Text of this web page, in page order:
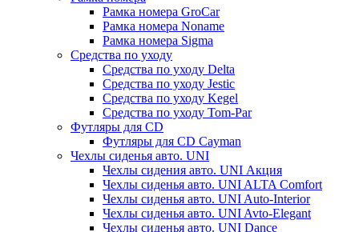
Рамка номера GroCar
Рамка номера Noname
Рамка номера Sigma
Средства по уходу
Средства по уходу Delta
Средства по уходу Jestic
Средства по уходу Kegel
Средства по уходу Tom-Par
Футляры для CD
Футляры для CD Cayman
Чехлы сиденья авто. UNI
Чехлы сидения авто. UNI Акция
Чехлы сиденья авто. UNI ALTA Comfort
Чехлы сиденья авто. UNI Auto-Interior
Чехлы сиденья авто. UNI Avto-Elegant
Чехлы сиденья авто. UNI Dance